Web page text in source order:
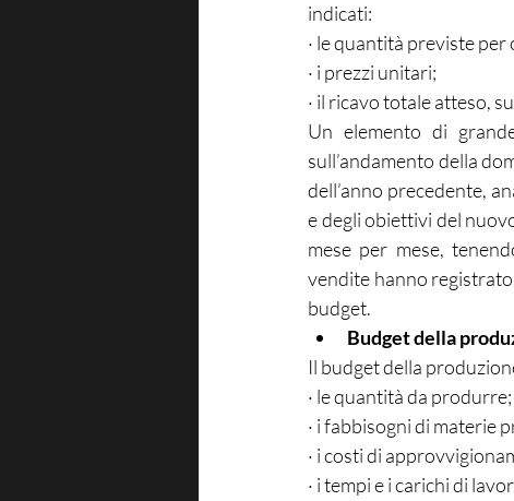
indicati:
· le quantità previste
· i prezzi unitari;
· il ricavo totale atteso,
Un elemento di
sull’andamento della
dell’anno precedente,
e degli obiettivi del
mese per mese,
vendite hanno
budget.
Budget della
Il budget della
· le quantità da produrre;
· i fabbisogni di materie
· i costi di
· i tempi e i carichi di